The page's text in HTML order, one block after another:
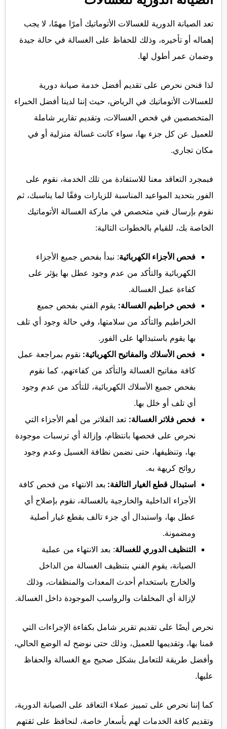
تعد الصيانة الدورية للغسالات الأتوماتيك أمرًا مهمًا، لا يجب
إهماله أو تأخيره، وذلك للحفاظ على الغسالة في حالة جيدة
وضمان عمر أطول لها.
لذا فنحن نحرص على تقديم أفضل خدمة صيانة دورية
للغسالات الأتوماتيك في الرياض، حيث إننا لدينا أفضل الخبراء
المتخصصين في فحص الغسالات، وتقديم تقارير شاملة
للعميل عن كل جزء بها، سواء كانت غسالة منزلية أو في
مكان تجاري.
فبمجرد التعاقد معنا للاستفادة من تلك الخدمة، نقوم على
الفور بتحديد المواعيد المناسبة للزيارات وفقًا لما يناسبك، ثم
نقوم بإرسال فني متخصص في ماركة الغسالة الأتوماتيك
الخاصة بك، للقيام بالخطوات التالية:
فحص الأجزاء الكهربائية: نبدأ بفحص جميع الأجزاء
الكهربائية والتأكد من عدم وجود عطل بها يؤثر على
كفاءة عمل الغسالة.
فحص خراطيم الغسالة: يقوم الفني بفحص جميع
الخراطيم والتأكد من سلامتها، وفي حالة وجود أي تلف
بها يقوم باستبدالها على الفور.
فحص الأسلاك والمفاتيح الكهربائية: نقوم بمراجعة عمل
كافة مفاتيح الغسالة والتأكد من كفاءتهم، كما نقوم
بفحص جميع الأسلاك الكهربائية، للتأكد من عدم وجود
أي تلف أو خلل بها.
فحص فلاتر الغسالة: تعد الفلاتر من أهم الأجزاء التي
نحرص على فحصها بانتظام، وإزالة أي ترسبات موجودة
بها، وتنظيفها، حتى نضمن نظافة الغسيل وعدم وجود
روائح كريهة به.
استبدال قطع الغيار التالفة: بعد الانتهاء من فحص كافة
الأجزاء الداخلية والخارجية بالغسالة، نقوم بإصلاح أي
عطل بها، واستبدال أي جزء تالف بقطع غيار أصلية
ومضمونة.
التنظيف الدوري للغسالة: بعد الانتهاء من عملية
الصيانة، يقوم الفني بتنظيف الغسالة من الداخل
والخارج باستخدام أحدث المعدات والمنظفات، وذلك
لإزالة أي المخلفات والرواسب الموجودة داخل الغسالة.
نحرص أيضًا على تقديم تقرير شامل بكفاءة الإجراءات التي
قمنا بها، وتقديمها للعميل، وذلك حتى نوضح له الوضع الحالي،
وأفضل طريقة للتعامل بشكل صحيح مع الغسالة والحفاظ
عليها.
كما إننا نحرص على تمييز عملاء التعاقد على الصيانة الدورية،
وتقديم كافة الخدمات لهم بأسعار خاصة، لنحافظ على ثقتهم